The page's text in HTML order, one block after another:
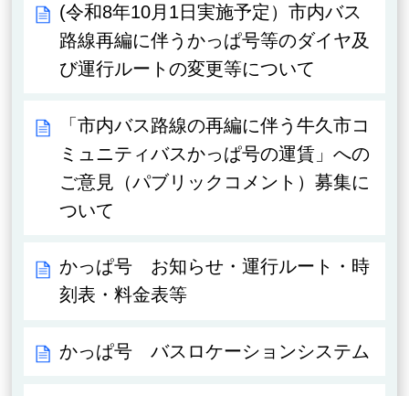
(令和8年10月1日実施予定）市内バス
路線再編に伴うかっぱ号等のダイヤ及
び運行ルートの変更等について
「市内バス路線の再編に伴う牛久市コ
ミュニティバスかっぱ号の運賃」への
ご意見（パブリックコメント）募集に
ついて
かっぱ号 お知らせ・運行ルート・時
刻表・料金表等
かっぱ号 バスロケーションシステム